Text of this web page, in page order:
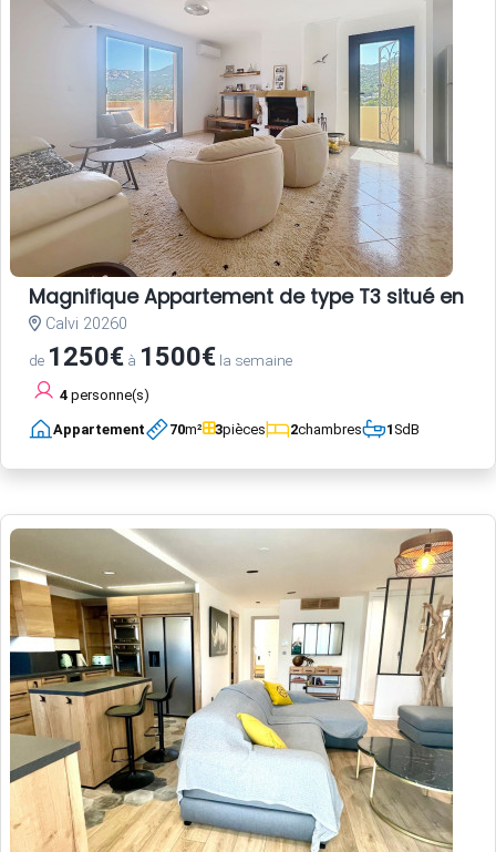
Magnifique Appartement de type T3 situé en
Calvi 20260
de 1250€ à 1500€ la semaine
4 personne(s)
Appartement 70m² 3pièces 2chambres 1SdB